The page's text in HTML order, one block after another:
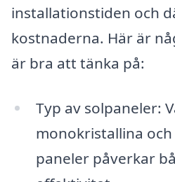
installationstiden och
kostnaderna. Här är
är bra att tänka på:
Typ av solpaneler:
monokristallina
paneler påverkar